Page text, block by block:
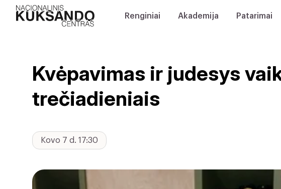
Renginiai Akademija Patarimai
Kvėpavimas ir judesys
trečiadieniais
Kovo 7 d. 17:30